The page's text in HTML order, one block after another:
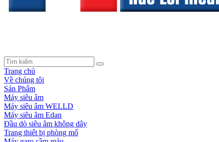
Trang chủ
Về chúng tôi
Sản Phẩm
Máy siêu âm
Máy siêu âm WELLD
Máy siêu âm Edan
Đầu dò siêu âm không dây
Trang thiết bị phòng mổ